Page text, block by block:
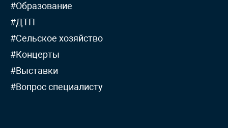
#Образование
#ДТП
#Сельское хозяйство
#Концерты
#Выставки
#Вопрос специалисту